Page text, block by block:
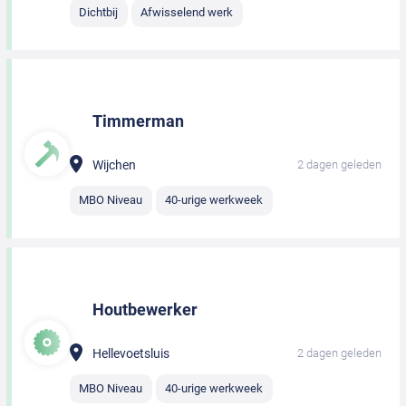
Dichtbij Afwisselend werk
Timmerman
Wijchen 2 dagen geleden
MBO Niveau 40-urige werkweek
Houtbewerker
Hellevoetsluis 2 dagen geleden
MBO Niveau 40-urige werkweek